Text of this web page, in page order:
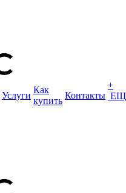
Услуги
Как
купить
Контакты
+